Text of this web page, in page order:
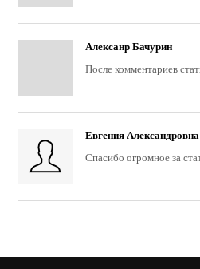
Алексанр Бачурин
После комментариев
Евгения
Спасибо огромное за